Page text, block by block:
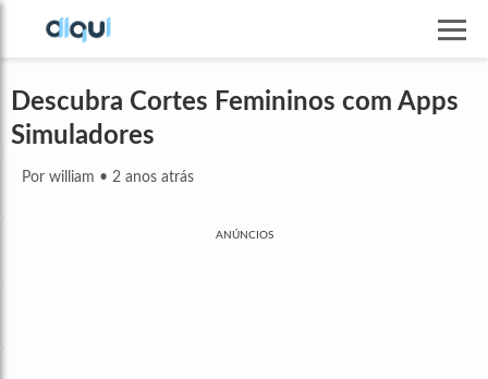
Descubra Cortes Femininos com Apps
Simuladores
Por william • 2 anos atrás
ANÚNCIOS